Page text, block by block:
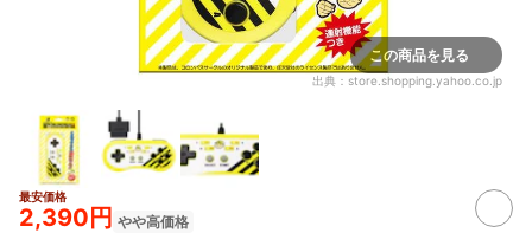
この商品を見る
出典： store.shopping.yahoo.co.jp
最安価格
2,390円 やや高価格